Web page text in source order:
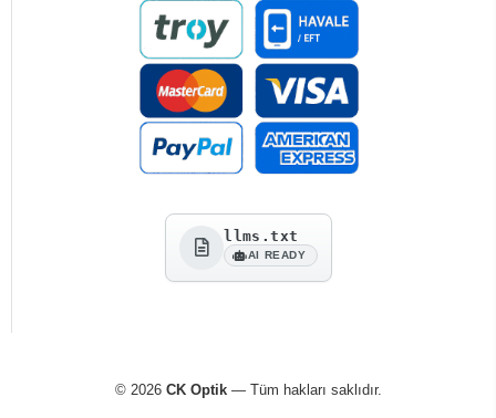
llms.txt
AI READY
© 2026 CK Optik— Tüm hakları saklıdır.